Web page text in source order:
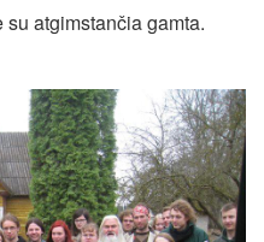
atgimstančia gamta.